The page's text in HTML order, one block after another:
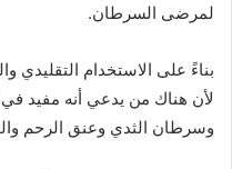
لمرضى السرطان.
بناءً على الاستخدام التقليدي
لأن هناك من يدعي أنه مفيد
وسرطان الثدي وعنق الرحم